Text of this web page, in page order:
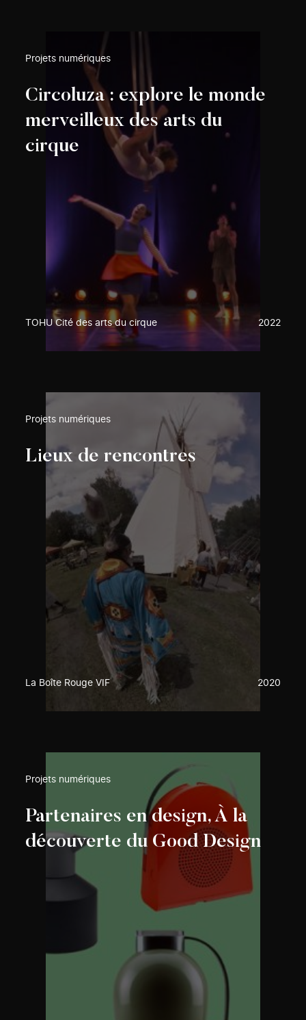
Projets numériques
Circoluza : explore le monde
merveilleux des arts du
cirque
TOHU Cité des arts du cirque 2022
Projets numériques
Lieux de rencontres
La Boîte Rouge VIF 2020
Projets numériques
Partenaires en design, À la
découverte du Good Design